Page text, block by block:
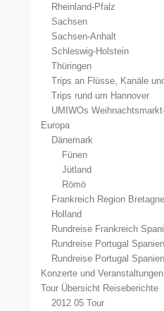
Rheinland-Pfalz
Sachsen
Sachsen-Anhalt
Schleswig-Holstein
Thüringen
Trips an Flüsse, Kanäle
Trips rund um Hannover
UMIWOs
Europa
Dänemark
Fünen
Jütland
Römö
Frankreich Region
Holland
Rundreise Frankreich
Rundreise Portugal
Rundreise Portugal
Konzerte und Veranstaltungen
Tour Übersicht Reiseberichte
2012 05 Tour